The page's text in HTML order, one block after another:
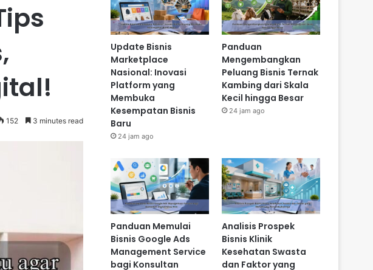
152 3 minutes read
Update Bisnis
Marketplace
Nasional: Inovasi
Platform yang
Membuka
Kesempatan Bisnis
Baru
24 jam ago
Panduan
Mengembangkan
Peluang Bisnis Ternak
Kambing dari Skala
Kecil hingga Besar
24 jam ago
Panduan Memulai
Bisnis Google Ads
Management Service
bagi Konsultan
Analisis Prospek
Bisnis Klinik
Kesehatan Swasta
dan Faktor yang